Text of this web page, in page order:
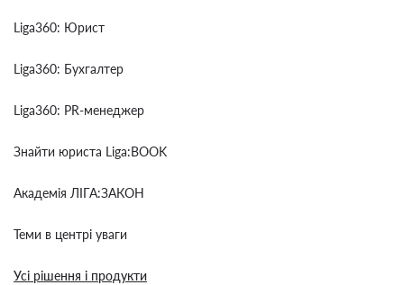
Liga360: Юрист
Liga360: Бухгалтер
Liga360: PR-менеджер
Знайти юриста Liga:BOOK
Академія ЛІГА:ЗАКОН
Теми в центрі уваги
Усі рішення і продукти